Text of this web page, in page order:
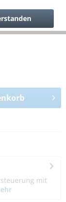
mit